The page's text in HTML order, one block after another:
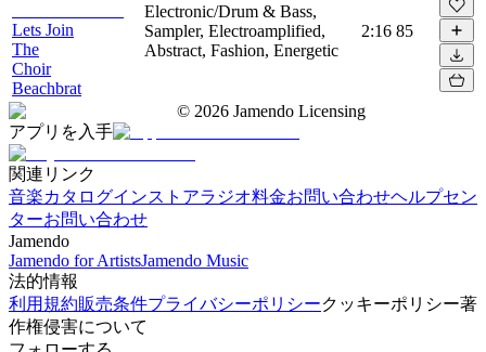
Lets Join
The
Choir
Beachbrat
Electronic/Drum & Bass,
Sampler, Electroamplified,
Abstract, Fashion, Energetic
2:16 85
© 2026 Jamendo Licensing
アプリを入手
関連リンク
音楽カタログインストアラジオ料金お問い合わせヘルプセン
ターお問い合わせ
Jamendo
Jamendo for ArtistsJamendo Music
法的情報
利用規約販売条件プライバシーポリシークッキーポリシー著
作権侵害について